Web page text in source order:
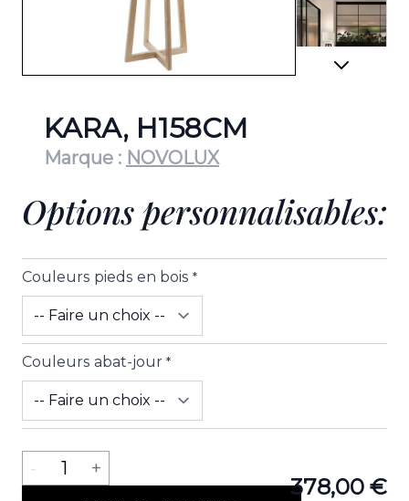
View
View
KARA, H158CM
Marque : NOVOLUX
Options personnalisables:
Couleurs pieds en bois *
Couleurs abat-jour *
378,00 €
Quantité
- 1 +